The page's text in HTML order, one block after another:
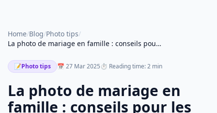
Home/Blog/Photo tips/
La photo de mariage en famille : conseils pour les proches du couple
📝Photo tips 📅 27 Mar 2025⏱ Reading time: 2 min
La photo de mariage en
famille : conseils pour les